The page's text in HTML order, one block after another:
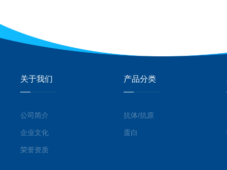
关于我们
公司简介
企业文化
荣誉资质
产品分类
抗体/抗原
蛋白